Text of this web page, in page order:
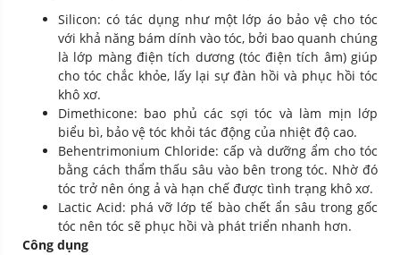
Silicon: có tác dụng như một lớp áo bảo vệ cho tóc
với khả năng bám dính vào tóc, bởi bao quanh chúng
là lớp màng điện tích dương (tóc điện tích âm) giúp
cho tóc chắc khỏe, lấy lại sự đàn hồi và phục hồi tóc
khô xơ.
Dimethicone: bao phủ các sợi tóc và làm mịn lớp
biểu bì, bảo vệ tóc khỏi tác động của nhiệt độ cao.
Behentrimonium Chloride: cấp và dưỡng ẩm cho tóc
bằng cách thẩm thấu sâu vào bên trong tóc. Nhờ đó
tóc trở nên óng ả và hạn chế được tình trạng khô xơ.
Lactic Acid: phá vỡ lớp tế bào chết ẩn sâu trong gốc
tóc nên tóc sẽ phục hồi và phát triển nhanh hơn.
Công dụng